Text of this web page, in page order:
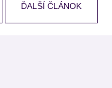
ĎALŠÍ ČLÁNOK